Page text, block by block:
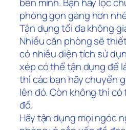
bên mình. Bạn hãy lọc
phòng gọn gàng hơn
Tận dụng tối đa không
Nhiều căn phòng sẽ
có nhiều diện tích sử
xép có thể tận dụng để
thì các bạn hãy chuyển
lên đó. Còn không thì
đồ.
Hãy tận dụng mọi ngóc